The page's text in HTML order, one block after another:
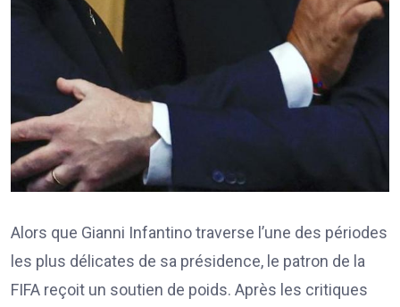
Alors que Gianni Infantino traverse l’une des périodes
les plus délicates de sa présidence, le patron de la
FIFA reçoit un soutien de poids. Après les critiques